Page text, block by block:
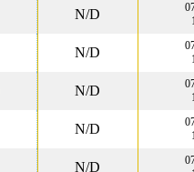
N/D
N/D
N/D
N/D
N/D